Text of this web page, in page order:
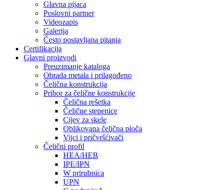
Glavna pijaca
Poslovni partner
Videozapis
Galerija
Često postavljana pitanja
Certifikacija
Glavni proizvodi
Preuzimanje kataloga
Obrada metala i prilagođeno
Čelična konstrukcija
Pribor za čelične konstrukcije
Čelična rešetka
Čelične stepenice
Cijev za skele
Oblikovana čelična ploča
Vijci i pričvršćivači
Čelični profil
HEA/HEB
IPE/IPN
W prirubnica
UPN